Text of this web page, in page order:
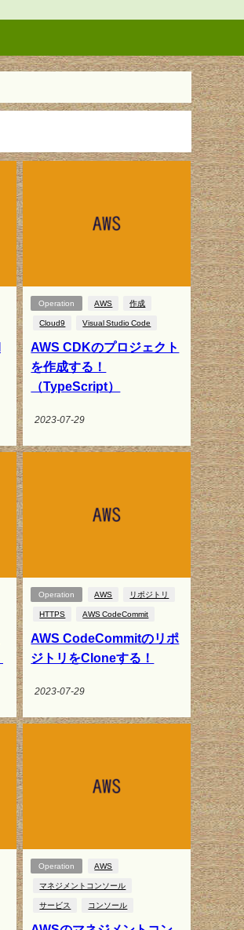
Operation AWS 作成
Cloud9 Visual Studio Code
AWS CDKのプロジェクト
を作成する！
（TypeScript）
2023-07-29
Operation AWS リポジトリ
HTTPS AWS CodeCommit
AWS CodeCommitのリポ
ジトリをCloneする！
2023-07-29
Operation AWS
マネジメントコンソール
サービス コンソール